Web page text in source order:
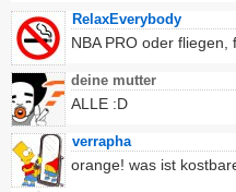
RelaxEverybody
NBA PRO oder fliegen,
deine mutter
ALLE :D
verrapha
orange! was ist